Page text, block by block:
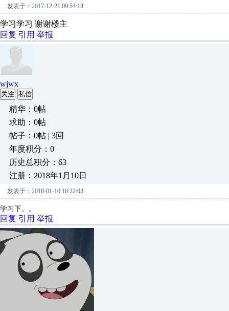
发表于：2017-12-21 09:54:13
学习学习 谢谢楼主
回复 引用 举报
wjwx
关注 私信
精华：0帖
求助：0帖
帖子：0帖 | 3回
年度积分：0
历史总积分：63
注册：2018年1月10日
发表于：2018-01-10 10:22:03
学习下。。
回复 引用 举报